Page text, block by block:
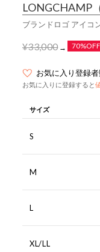
LONGCHAMP
ブランドロゴ アイコ
¥33,000→ 70%OFF
お気に入り登録者
お気に入りに登録すると
サイズ
S
M
L
XL/LL